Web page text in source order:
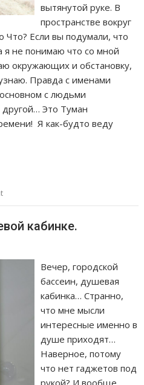
вытянутой руке. В
пространстве вокруг
Что? Если вы подумали, что
я не понимаю что со мной
окружающих и обстановку,
Правда с именами
с людьми
Это Туман
Я как-будто веду
кабинке.
Вечер, городской
бассеин, душевая
кабинка… Странно,
что мне мысли
интересные именно в
душе приходят…
Наверное, потому
что нет гаджетов под
рукой? И вообще